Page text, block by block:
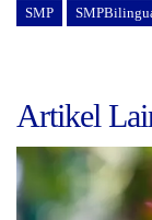
SMP
Artikel